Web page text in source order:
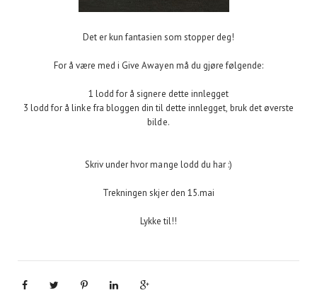
Det er kun fantasien som stopper deg!
For å være med i Give Awayen må du gjøre følgende:
1 lodd for å signere dette innlegget
3 lodd for å linke fra bloggen din til dette innlegget, bruk det øverste
bilde.
Skriv under hvor mange lodd du har :)
Trekningen skjer den 15.mai
Lykke til!!